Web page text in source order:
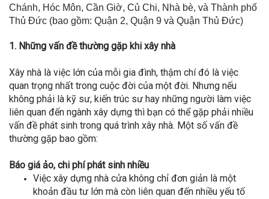
Chánh, Hóc Môn, Cần Giờ, Củ Chi, Nhà bè, và Thành phố
Thủ Đức (bao gồm: Quận 2, Quận 9 và Quận Thủ Đức)
1. Những vấn đề thường gặp khi xây nhà
Xây nhà là việc lớn của mỗi gia đình, thậm chí đó là việc
quan trọng nhất trong cuộc đời của một đời. Nhưng nếu
không phải là kỹ sư, kiến trúc sư hay những người làm việc
liên quan đến ngành xây dựng thì bạn có thể gặp phải nhiều
vấn đề phát sinh trong quá trình xây nhà. Một số vấn đề
thường gặp bao gồm:
Báo giá ảo, chi phí phát sinh nhiều
Việc xây dựng nhà cửa không chỉ đơn giản là một
khoản đầu tư lớn mà còn liên quan đến nhiều yếu tố